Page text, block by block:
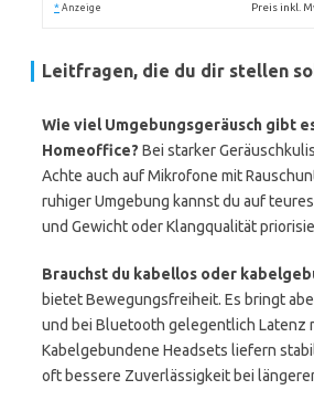
* Anzeige Preis inkl.
Leitfragen, die du dir stellen
Wie viel Umgebungsgeräusch gibt
Homeoffice? Bei starker
Achte auch auf Mikrofone mit
ruhiger Umgebung kannst du auf
und Gewicht oder Klangqualität
Brauchst du kabellos oder
bietet Bewegungsfreiheit. Es bringt
und bei Bluetooth gelegentlich Latenz
Kabelgebundene Headsets liefern
oft bessere Zuverlässigkeit bei